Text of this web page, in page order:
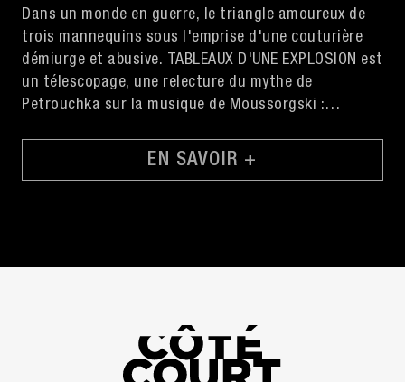
Dans un monde en guerre, le triangle amoureux de
trois mannequins sous l'emprise d'une couturière
démiurge et abusive. TABLEAUX D'UNE EXPLOSION est
un télescopage, une relecture du mythe de
Petrouchka sur la musique de Moussorgski :
EN SAVOIR +